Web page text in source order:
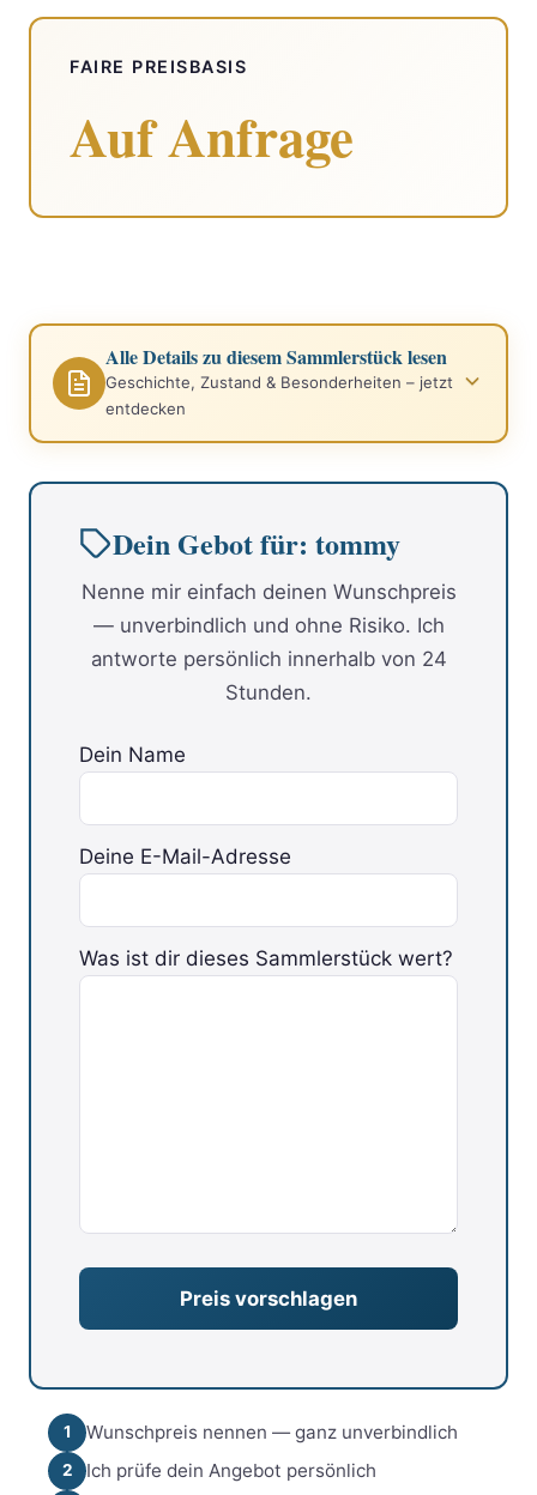
FAIRE PREISBASIS
Auf Anfrage
Alle Details zu diesem Sammlerstück lesen
Geschichte, Zustand & Besonderheiten – jetzt
entdecken
Dein Gebot für: tommy
Nenne mir einfach deinen Wunschpreis
— unverbindlich und ohne Risiko. Ich
antworte persönlich innerhalb von 24
Stunden.
Dein Name
Deine E-Mail-Adresse
Bitte lasse dieses Feld leer.
Was ist dir dieses Sammlerstück wert?
1 Wunschpreis nennen — ganz unverbindlich
2 Ich prüfe dein Angebot persönlich